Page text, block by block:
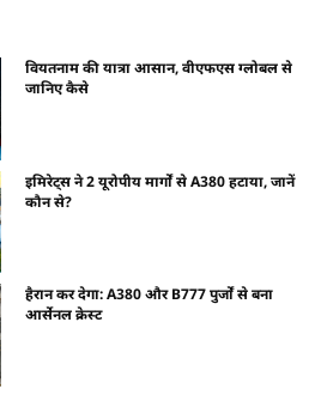
वियतनाम की यात्रा आसान, वीएफएस ग्लोबल से
जानिए कैसे
इमिरेट्स ने 2 यूरोपीय मार्गों से A380 हटाया, जानें
कौन से?
हैरान कर देगा: A380 और B777 पुर्जों से बना
आर्सेनल क्रेस्ट